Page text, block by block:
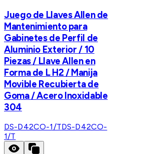
Juego de Llaves Allen de
Mantenimiento para
Gabinetes de Perfil de
Aluminio Exterior / 10
Piezas / Llave Allen en
Forma de L H2 / Manija
Movible Recubierta de
Goma / Acero Inoxidable
304
DS-D42CO-1/TDS-D42CO-
1/T